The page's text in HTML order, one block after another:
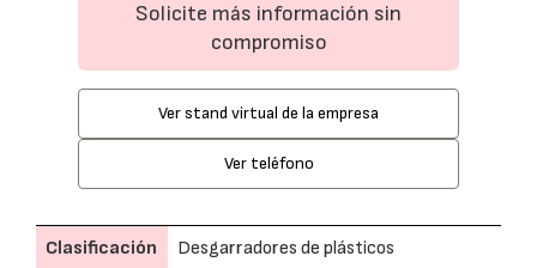
Solicite más información sin
compromiso
Ver stand virtual de la empresa
Ver teléfono
Clasificación Desgarradores de plásticos